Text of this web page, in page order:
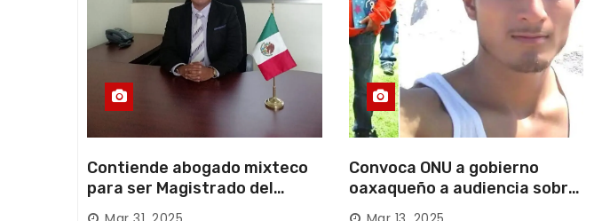
s
Contiende abogado mixteco
para ser Magistrado del
Poder Judicial; es originario
Convoca ONU a gobierno
oaxaqueño a audiencia sobre
desaparición forzada en la